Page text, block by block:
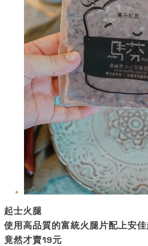
起士火腿
使用高品質的富統火腿片配上安
竟然才賣19元